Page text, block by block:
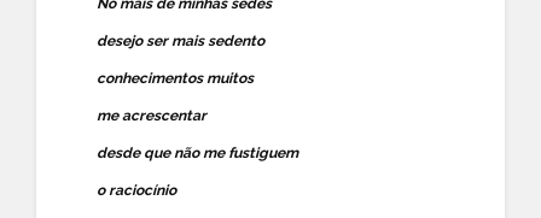
No mais de minhas sedes
desejo ser mais sedento
conhecimentos muitos
me acrescentar
desde que não me fustiguem
o raciocínio